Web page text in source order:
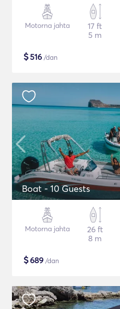
Motorna jahta
17 ft
5 m
$516 /dan
Boat - 10 Guests
Motorna jahta
26 ft
8 m
$689 /dan